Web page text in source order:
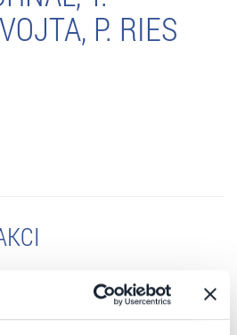
P. RIES
T. FRANTIŠ, P. VOJTA, P. RIES